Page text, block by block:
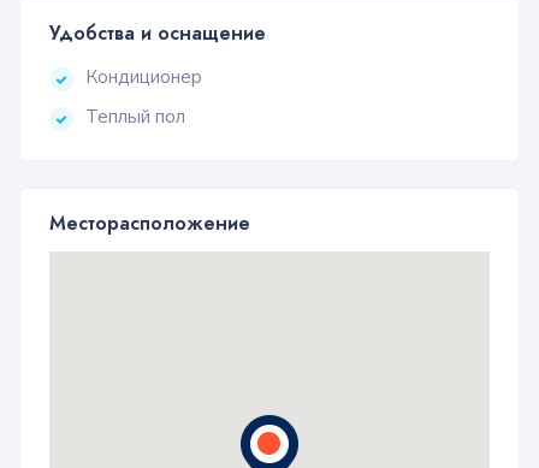
Удобства и оснащение
Кондиционер
Теплый пол
Месторасположение